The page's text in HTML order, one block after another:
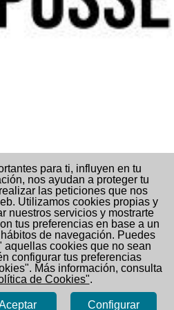
para ti, influyen en tu
nos ayudan a proteger tu
las peticiones que nos
Utilizamos cookies propias y
nuestros servicios y mostrarte
tus preferencias en base a un
de navegación. Puedes
aquellas cookies que no sean
configurar tus preferencias
Más información, consulta
de Cookies".
Configurar